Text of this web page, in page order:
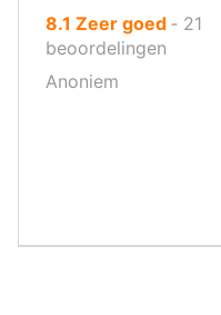
8.1 uit
10
Zeer goed ‐ 21
beoordelingen
Anoniem